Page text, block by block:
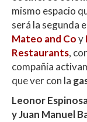
s
A
p
p
b
o
o
k
mismo espacio
será la segunda
Mateo and Coy
Restaurants,
compañía
que ver con la
Leonor
y Juan Manuel